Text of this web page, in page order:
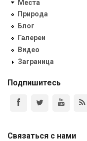
Места
Природа
Блог
Галереи
Видео
Заграница
Подпишитесь
Связаться с нами